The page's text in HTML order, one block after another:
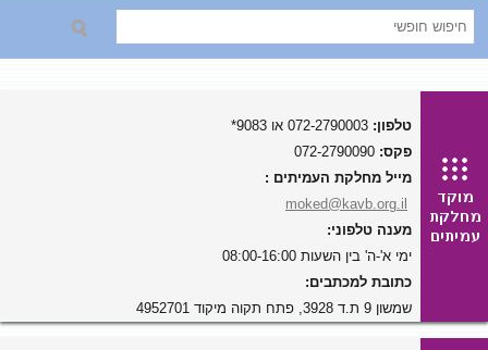
טלפון:
פקס:
מייל מחלקת העמיתים :
moked@kavb.org.il
מענה טלפוני:
ימי א'-ה' בין השעות 08:00-16:00
כתובת למכתבים:
שמשון 9 ת.ד 3928, פתח תקוה מיקוד 4952701